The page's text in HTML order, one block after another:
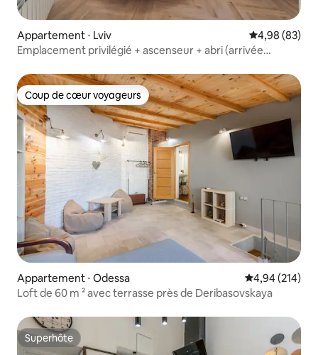
Appartement ⋅ Lviv Évaluation
4,98 (83)
Emplacement privilégié + ascenseur + abri (arrivée
Coup de cœur voyageurs
Coup de cœur voyageurs
Appartement ⋅ Odessa Évaluation
4,94 (214)
Loft de 60 m ² avec terrasse près de Deribasovskaya
Superhôte
Superhôte